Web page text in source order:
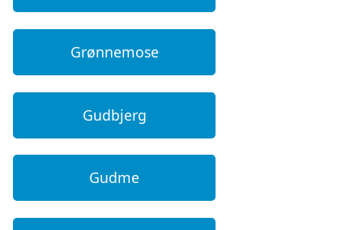
Grønnemose
Gudbjerg
Gudme